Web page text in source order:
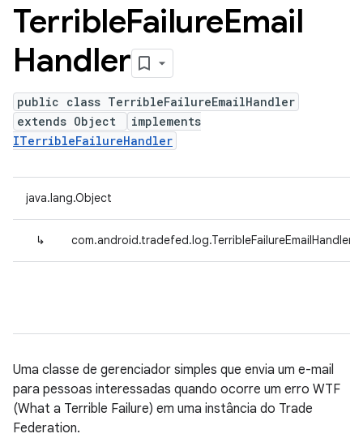
TerribleFailureEmail
Handler
public class TerribleFailureEmailHandler
extends Object
implements
ITerribleFailureHandler
java.lang.Object
↳ com.android.tradefed.log.TerribleFailureEmailHandler
Uma classe de gerenciador simples que envia um e-mail
para pessoas interessadas quando ocorre um erro WTF
(What a Terrible Failure) em uma instância do Trade
Federation.